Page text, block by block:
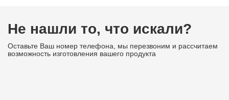
Не нашли то, что искали?
Оставьте Ваш номер телефона, мы перезвоним и рассчитаем
возможность изготовления вашего продукта